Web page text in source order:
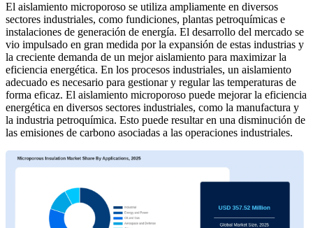
El aislamiento microporoso se utiliza ampliamente en diversos
sectores industriales, como fundiciones, plantas petroquímicas e
instalaciones de generación de energía. El desarrollo del mercado se
vio impulsado en gran medida por la expansión de estas industrias y
la creciente demanda de un mejor aislamiento para maximizar la
eficiencia energética. En los procesos industriales, un aislamiento
adecuado es necesario para gestionar y regular las temperaturas de
forma eficaz. El aislamiento microporoso puede mejorar la eficiencia
energética en diversos sectores industriales, como la manufactura y
la industria petroquímica. Esto puede resultar en una disminución de
las emisiones de carbono asociadas a las operaciones industriales.